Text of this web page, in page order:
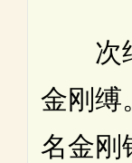
次结
金刚缚
名金刚